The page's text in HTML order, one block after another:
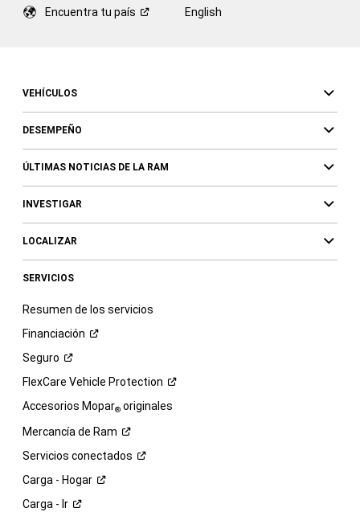
Encuentra tu país English
VEHÍCULOS
DESEMPEÑO
ÚLTIMAS NOTICIAS DE LA RAM
INVESTIGAR
LOCALIZAR
SERVICIOS
Resumen de los servicios
Financiación
Seguro
FlexCare Vehicle Protection
Accesorios Mopar®originales
Mercancía de Ram
Servicios conectados
Carga - Hogar
Carga - Ir